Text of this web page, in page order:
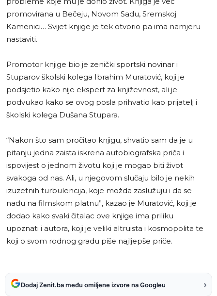
promovirana u Bečeju, Novom Sadu, Sremskoj
Kamenici… Svijet knjige je tek otvorio pa ima namjeru
nastaviti.
Promotor knjige bio je zenički sportski novinar i
Stuparov školski kolega Ibrahim Muratović, koji je
podsjetio kako nije ekspert za književnost, ali je
podvukao kako se ovog posla prihvatio kao prijatelj i
školski kolega Dušana Stupara.
“Nakon što sam pročitao knjigu, shvatio sam da je u
pitanju jedna zaista iskrena autobiografska priča i
ispovijest o jednom životu koji je mogao biti život
svakoga od nas. Ali, u njegovom slučaju bilo je nekih
izuzetnih turbulencija, koje možda zaslužuju i da se
nađu na filmskom platnu”, kazao je Muratović, koji je
dodao kako svaki čitalac ove knjige ima priliku
upoznati i autora, koji je veliki altruista i kosmopolita te
koji o svom rodnog gradu piše najljepše priče.
Dodaj Zenit.ba među omiljene izvore na Googleu ›